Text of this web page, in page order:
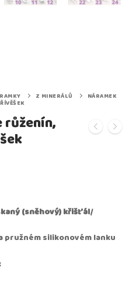
Z MINERÁLŮ NÁRAMEK
růženín,
(sněhový) křišťál/
pružném silikonovém lanku